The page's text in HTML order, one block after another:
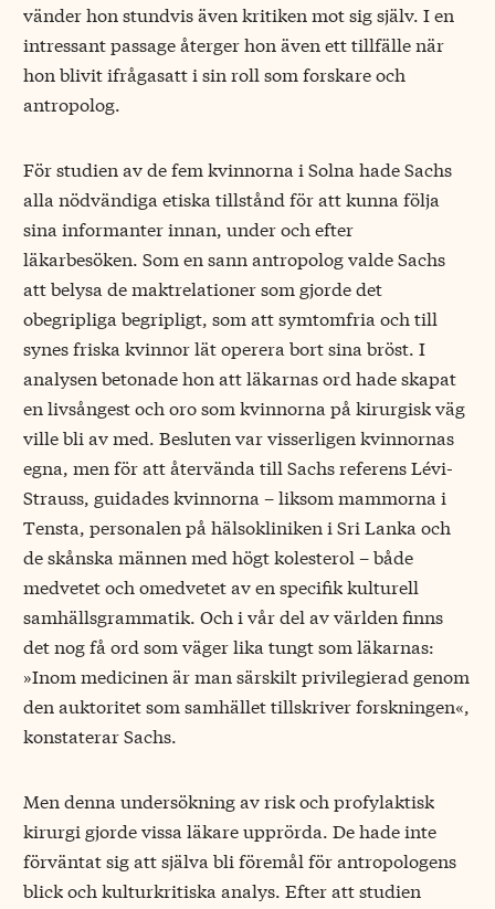
vänder hon stundvis även kritiken mot sig själv. I en
intressant passage återger hon även ett tillfälle när
hon blivit ifrågasatt i sin roll som forskare och
antropolog.
För studien av de fem kvinnorna i Solna hade Sachs
alla nödvändiga etiska tillstånd för att kunna följa
sina informanter innan, under och efter
läkarbesöken. Som en sann antropolog valde Sachs
att belysa de maktrelationer som gjorde det
obegripliga begripligt, som att symtomfria och till
synes friska kvinnor lät operera bort sina bröst. I
analysen betonade hon att läkarnas ord hade skapat
en livsångest och oro som kvinnorna på kirurgisk väg
ville bli av med. Besluten var visserligen kvinnornas
egna, men för att återvända till Sachs referens Lévi-
Strauss, guidades kvinnorna – liksom ­mammorna i
Tensta, personalen på hälsokliniken i Sri Lanka och
de skånska männen med högt kolesterol – både
medvetet och omedvetet av en specifik kulturell
samhällsgrammatik. Och i vår del av världen finns
det nog få ord som väger lika tungt som läkarnas:
»Inom medicinen är man särskilt privilegierad genom
den auktoritet som samhället tillskriver forskningen«,
konstaterar Sachs.
Men denna undersökning av risk och profylaktisk
kirurgi gjorde vissa läkare upprörda. De hade inte
förväntat sig att själva bli föremål för antropologens
blick och kulturkritiska analys. Efter att studien